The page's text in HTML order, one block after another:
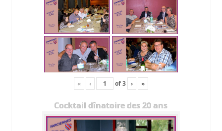
« ‹ of3 › »
Cocktail dînatoire des 20 ans